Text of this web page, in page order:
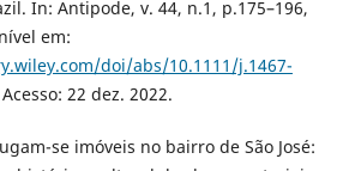
In: Antipode, v. 44, n.1, p.175–196,
em:
doi/abs/10.1111/j.1467-
22 dez. 2022.
se imóveis no bairro de São José: